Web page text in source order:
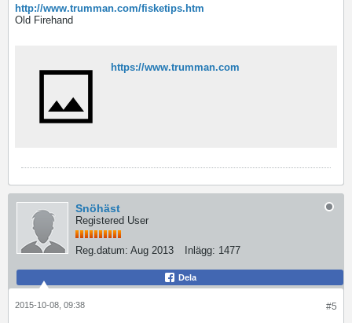
http://www.trumman.com/fisketips.htm
Old Firehand
https://www.trumman.com
Snöhäst
Registered User
Reg.datum: Aug 2013 Inlägg: 1477
Dela
#5
2015-10-08, 09:38